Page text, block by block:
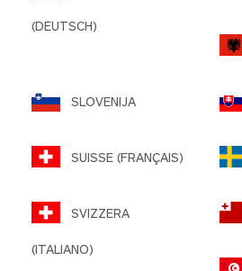
(DEUTSCH)
SLOVENIJA
SUISSE (FRANÇAIS)
SVIZZERA
(ITALIANO)